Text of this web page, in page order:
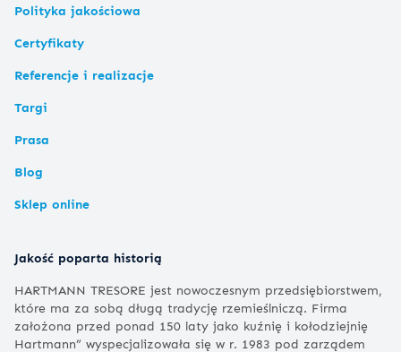
Polityka jakościowa
Certyfikaty
Referencje i realizacje
Targi
Prasa
Blog
Sklep online
Jakość poparta historią
HARTMANN TRESORE jest nowoczesnym przedsiębiorstwem,
które ma za sobą długą tradycję rzemieślniczą. Firma
założona przed ponad 150 laty jako kuźnię i kołodziejnię
Hartmann” wyspecjalizowała się w r. 1983 pod zarządem